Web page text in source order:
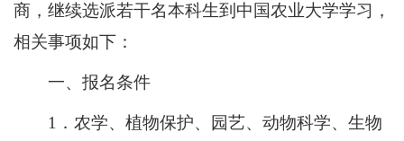
商，继续选派若干名本科生到中国农业大学学习，
相关事项如下：
一、报名条件
1．农学、植物保护、园艺、动物科学、生物